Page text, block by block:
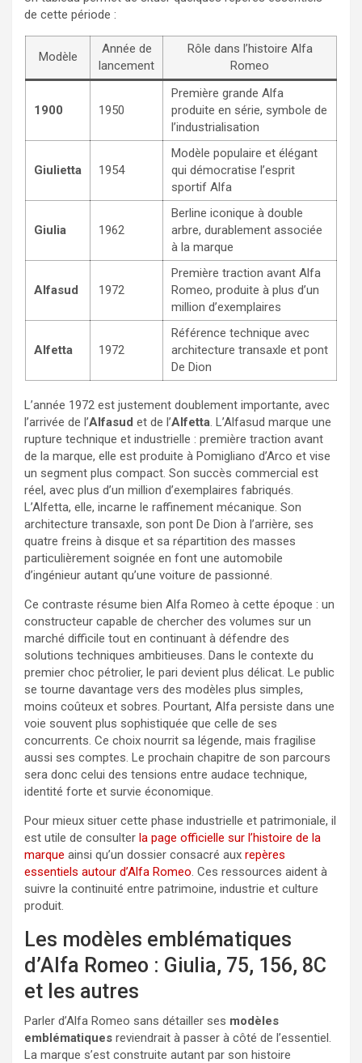
de cette période :
Modèle
Année de
lancement
Rôle dans l’histoire Alfa
Romeo
1900 1950
Première grande Alfa
produite en série, symbole de
l’industrialisation
Giulietta 1954
Modèle populaire et élégant
qui démocratise l’esprit
sportif Alfa
Giulia 1962
Berline iconique à double
arbre, durablement associée
à la marque
Alfasud 1972
Première traction avant Alfa
Romeo, produite à plus d’un
million d’exemplaires
Alfetta 1972
Référence technique avec
architecture transaxle et pont
De Dion
L’année 1972 est justement doublement importante, avec
l’arrivée de l’Alfasud et de l’Alfetta. L’Alfasud marque une
rupture technique et industrielle : première traction avant
de la marque, elle est produite à Pomigliano d’Arco et vise
un segment plus compact. Son succès commercial est
réel, avec plus d’un million d’exemplaires fabriqués.
L’Alfetta, elle, incarne le raffinement mécanique. Son
architecture transaxle, son pont De Dion à l’arrière, ses
quatre freins à disque et sa répartition des masses
particulièrement soignée en font une automobile
d’ingénieur autant qu’une voiture de passionné.
Ce contraste résume bien Alfa Romeo à cette époque : un
constructeur capable de chercher des volumes sur un
marché difficile tout en continuant à défendre des
solutions techniques ambitieuses. Dans le contexte du
premier choc pétrolier, le pari devient plus délicat. Le public
se tourne davantage vers des modèles plus simples,
moins coûteux et sobres. Pourtant, Alfa persiste dans une
voie souvent plus sophistiquée que celle de ses
concurrents. Ce choix nourrit sa légende, mais fragilise
aussi ses comptes. Le prochain chapitre de son parcours
sera donc celui des tensions entre audace technique,
identité forte et survie économique.
Pour mieux situer cette phase industrielle et patrimoniale, il
est utile de consulter la page officielle sur l’histoire de la
marque ainsi qu’un dossier consacré aux repères
essentiels autour d’Alfa Romeo. Ces ressources aident à
suivre la continuité entre patrimoine, industrie et culture
produit.
Les modèles emblématiques
d’Alfa Romeo : Giulia, 75, 156, 8C
et les autres
Parler d’Alfa Romeo sans détailler ses modèles
emblématiques reviendrait à passer à côté de l’essentiel.
La marque s’est construite autant par son histoire